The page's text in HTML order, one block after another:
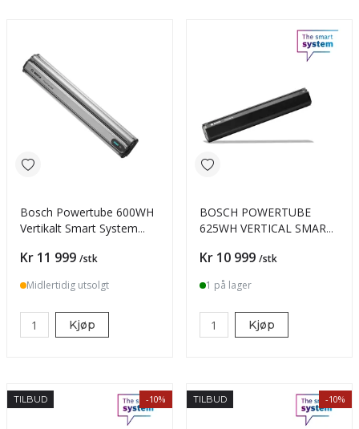
Bosch Powertube 600WH
Vertikalt Smart System
Pris
Kr 11 999 /stk
Midlertidig utsolgt
Kjøp
BOSCH POWERTUBE
625WH VERTICAL SMART
Pris
Kr 10 999 /stk
1 på lager
Kjøp
TILBUD -10% TILBUD -10%